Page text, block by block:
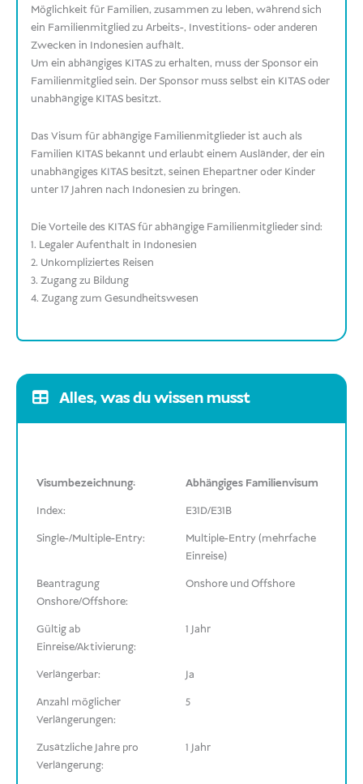
Möglichkeit für Familien, zusammen zu leben, während sich
ein Familienmitglied zu Arbeits-, Investitions- oder anderen
Zwecken in Indonesien aufhält.
Um ein abhängiges KITAS zu erhalten, muss der Sponsor ein
Familienmitglied sein. Der Sponsor muss selbst ein KITAS oder
unabhängige KITAS besitzt.
Das Visum für abhängige Familienmitglieder ist auch als
Familien KITAS bekannt und erlaubt einem Ausländer, der ein
unabhängiges KITAS besitzt, seinen Ehepartner oder Kinder
unter 17 Jahren nach Indonesien zu bringen.
Die Vorteile des KITAS für abhängige Familienmitglieder sind:
1. Legaler Aufenthalt in Indonesien
2. Unkompliziertes Reisen
3. Zugang zu Bildung
4. Zugang zum Gesundheitswesen
Alles, was du wissen musst
Visumbezeichnung:
Abhängiges Familienvisum
Index:
E31D/E31B
Single-/Multiple-Entry:
Multiple-Entry (mehrfache
Einreise)
Beantragung
Onshore/Offshore:
Onshore und Offshore
Gültig ab
Einreise/Aktivierung:
1 Jahr
Verlängerbar:
Ja
Anzahl möglicher
Verlängerungen:
5
Zusätzliche Jahre pro
Verlängerung:
1 Jahr